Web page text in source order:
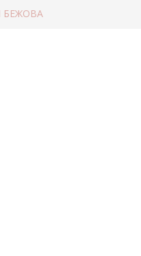
БЕЖОВА